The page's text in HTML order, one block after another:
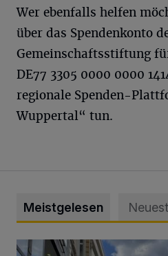
Wer ebenfalls helfen
über das Spendenkonto
Gemeinschaftsstiftung
DE77 3305 0000 0000
regionale Spenden-
Wuppertal“ tun.
Meistgelesen
Ein Unzustand und Skandal